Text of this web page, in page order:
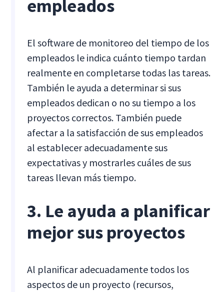
empleados
El software de monitoreo del tiempo de los
empleados le indica cuánto tiempo tardan
realmente en completarse todas las tareas.
También le ayuda a determinar si sus
empleados dedican o no su tiempo a los
proyectos correctos. También puede
afectar a la satisfacción de sus empleados
al establecer adecuadamente sus
expectativas y mostrarles cuáles de sus
tareas llevan más tiempo.
3. Le ayuda a planificar
mejor sus proyectos
Al planificar adecuadamente todos los
aspectos de un proyecto (recursos,